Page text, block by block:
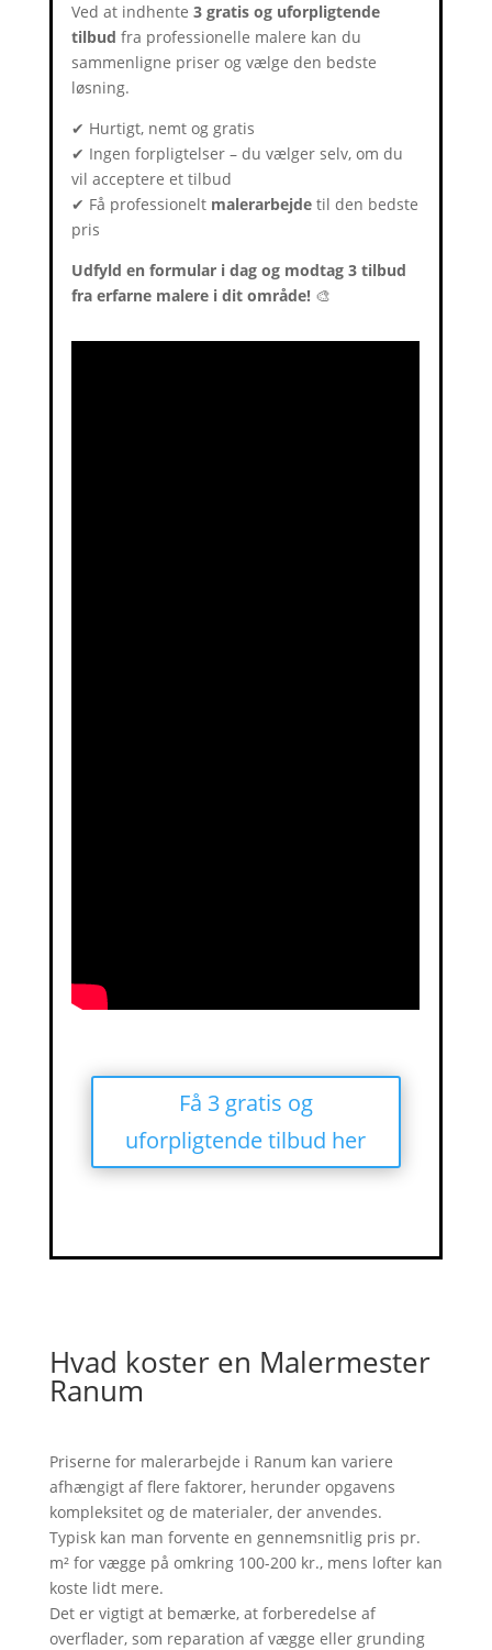
Ved at indhente3 gratis og uforpligtende
tilbud fra professionelle malere kan du
sammenligne priser og vælge den bedste
løsning.
✔ Hurtigt, nemt og gratis
✔ Ingen forpligtelser – du vælger selv, om du
vil acceptere et tilbud
✔ Få professionelt malerarbejde til den bedste
pris
Udfyld en formular i dag og modtag 3 tilbud
fra erfarne malere i dit område! 🎨
Få 3 gratis og
uforpligtende tilbud her
Hvad koster en Malermester
Ranum
Priserne for malerarbejde i Ranum kan variere
afhængigt af flere faktorer, herunder opgavens
kompleksitet og de materialer, der anvendes.
Typisk kan man forvente en gennemsnitlig pris pr.
m² for vægge på omkring 100-200 kr., mens lofter kan
koste lidt mere.
Det er vigtigt at bemærke, at forberedelse af
overflader, som reparation af vægge eller grunding